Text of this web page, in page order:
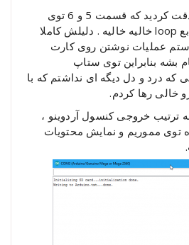
قسمت 7 : دوستان آیا دقت کردید که قسمت 5 و 6 توی
ستاپ انجام شده ؟ و تابع loop خالیه خالیه . دلیلش کاملا
عملیات نوشتن روی کارت
بشه بنابراین توی ستاپ
که درد و دل دیگه ای نداشتم که با
خروجی کنسول آردوینو ،
توی مموریم و نمایش محتویات